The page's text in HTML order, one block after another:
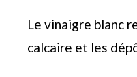
Le vinaigre blanc
calcaire et les